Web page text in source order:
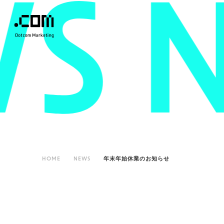
HOME NEWS 年末年始休業のお知らせ